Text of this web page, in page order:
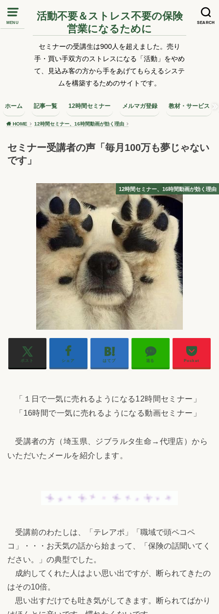
MENU SEARCH
活動不要＆ストレス不要の保険
営業になるために
セミナーの受講生は900人を超えました。売り
手・買い手双方のストレスになる「活動」をやめ
て、見込み客の方から手をあげてもらえるシステ
ムを構築するためのサイトです。
ホーム 記事一覧 12時間セミナー メルマガ登録 教材・サービス
HOME 12時間セミナー、16時間動画が効く理由
セミナー受講者の声「毎月100万も夢じゃない
です」
12時間セミナー、16時間動画が効く理由
ポスト シェア はてブ 送る Pocket
「１日で一気に売れるようになる12時間セミナー」
「16時間で一気に売れるようになる動画セミナー」
受講者の方（埼玉県、ジブラルタ生命→代理店）から
いただいたメールを紹介します。
受講前のわたしは、「テレアポ」「職域で頭ペコペ
コ」・・・お天気の話から始まって、「保険の話聞いてく
ださい。」の典型でした。
成約してくれた人はよい思い出ですが、断られてきたの
はその10倍。
思い出すだけでも吐き気がしてきます。断られてばかり